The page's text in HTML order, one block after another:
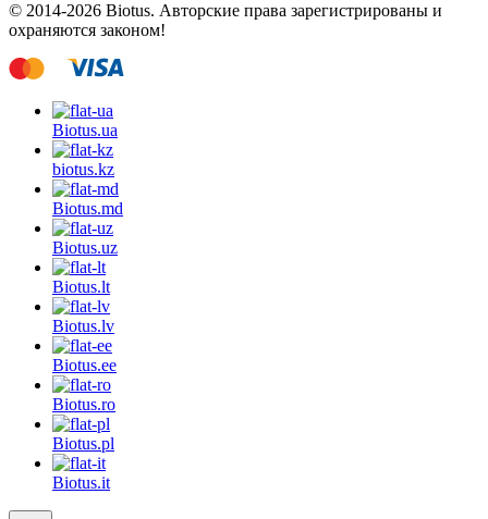
© 2014-2026 Biotus. Авторские права зарегистрированы и
охраняются законом!
Biotus.ua
biotus.kz
Biotus.md
Biotus.uz
Biotus.lt
Biotus.lv
Biotus.ee
Biotus.ro
Biotus.pl
Biotus.it